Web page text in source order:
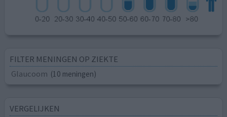
FILTER MENINGEN OP ZIEKTE
Glaucoom (10 meningen)
VERGELIJKEN